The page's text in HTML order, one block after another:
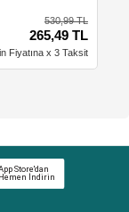
530,99 TL
265,49 TL
Fiyatına x 3 Taksit